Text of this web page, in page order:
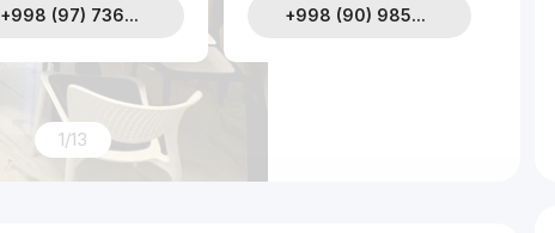
+998 (97) 736... +998 (90) 985...
1/13